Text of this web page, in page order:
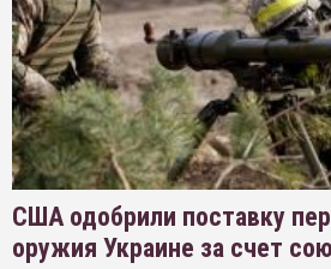
США одобрили поставку
оружия Украине за счет